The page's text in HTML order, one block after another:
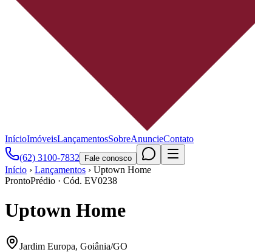
InícioImóveisLançamentosSobreAnuncieContato
(62) 3100-7832
Fale conosco
Início › Lançamentos › Uptown Home
ProntoPrédio · Cód. EV0238
Uptown Home
Jardim Europa, Goiânia/GO